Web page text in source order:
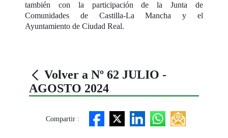
también con la participación de la Junta de
Comunidades de Castilla-La Mancha y el
Ayuntamiento de Ciudad Real.
Volver a Nº 62 JULIO -
AGOSTO 2024
Compartir :